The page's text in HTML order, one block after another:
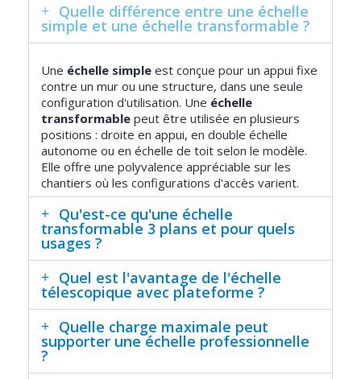
Quelle différence entre une échelle
simple et une échelle transformable ?
Une échelle simple est conçue pour un appui fixe
contre un mur ou une structure, dans une seule
configuration d'utilisation. Une échelle
transformable peut être utilisée en plusieurs
positions : droite en appui, en double échelle
autonome ou en échelle de toit selon le modèle.
Elle offre une polyvalence appréciable sur les
chantiers où les configurations d'accès varient.
Qu'est-ce qu'une échelle
transformable 3 plans et pour quels
usages ?
Quel est l'avantage de l'échelle
télescopique avec plateforme ?
Quelle charge maximale peut
supporter une échelle professionnelle
?